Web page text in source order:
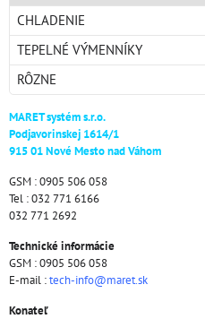
CHLADENIE
TEPELNÉ VÝMENNÍKY
RÔZNE
MARET systém s.r.o.
Podjavorinskej 1614/1
915 01 Nové Mesto nad Váhom
GSM : 0905 506 058
Tel : 032 771 6166
032 771 2692
Technické informácie
GSM : 0905 506 058
E-mail :tech-info@maret.sk
Konateľ